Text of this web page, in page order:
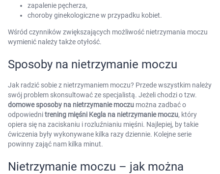
zapalenie pęcherza,
choroby ginekologiczne w przypadku kobiet.
Wśród czynników zwiększających możliwość nietrzymania moczu
wymienić należy także otyłość.
Sposoby na nietrzymanie moczu
Jak radzić sobie z nietrzymaniem moczu? Przede wszystkim należy
swój problem skonsultować ze specjalistą. Jeżeli chodzi o tzw.
domowe sposoby na nietrzymanie moczu można zadbać o
odpowiednitrening mięśni Kegla na nietrzymanie moczu, który
opiera się na zaciskaniu i rozluźnianiu mięśni. Najlepiej, by takie
ćwiczenia były wykonywane kilka razy dziennie. Kolejne serie
powinny zająć nam kilka minut.
Nietrzymanie moczu – jak można